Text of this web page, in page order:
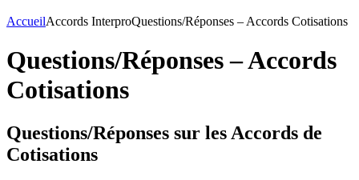
AccueilAccords InterproQuestions/Réponses – Accords Cotisations
Questions/Réponses – Accords
Cotisations
Questions/Réponses sur les Accords de
Cotisations